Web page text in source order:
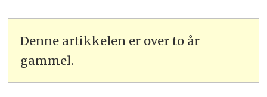
Denne artikkelen er over to år
gammel.